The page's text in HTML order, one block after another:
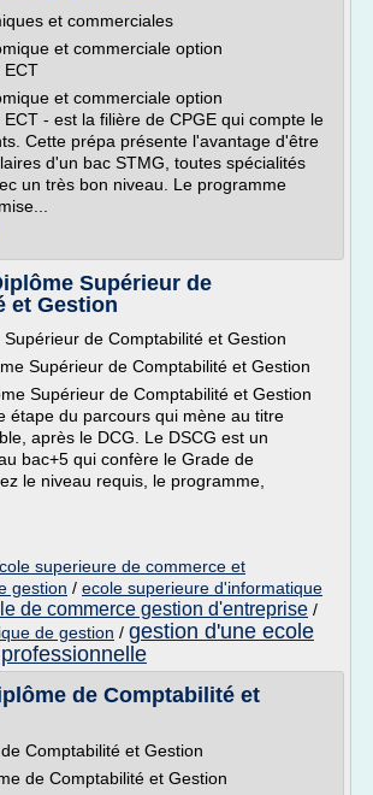
et commerciales
et commerciale option
ECT
et commerciale option
- est la filière de CPGE qui compte le
Cette prépa présente l'avantage d'être
d'un bac STMG, toutes spécialités
un très bon niveau. Le programme
Supérieur de
et Gestion
Supérieur de Comptabilité et Gestion
Supérieur de Comptabilité et Gestion
Supérieur de Comptabilité et Gestion
étape du parcours qui mène au titre
après le DCG. Le DSCG est un
bac+5 qui confère le Grade de
le niveau requis, le programme,
superieure de commerce et
gestion / ecole superieure d'informatique
de commerce gestion d'entreprise /
de gestion / gestion d'une ecole
de Comptabilité et
Comptabilité et Gestion
de Comptabilité et Gestion